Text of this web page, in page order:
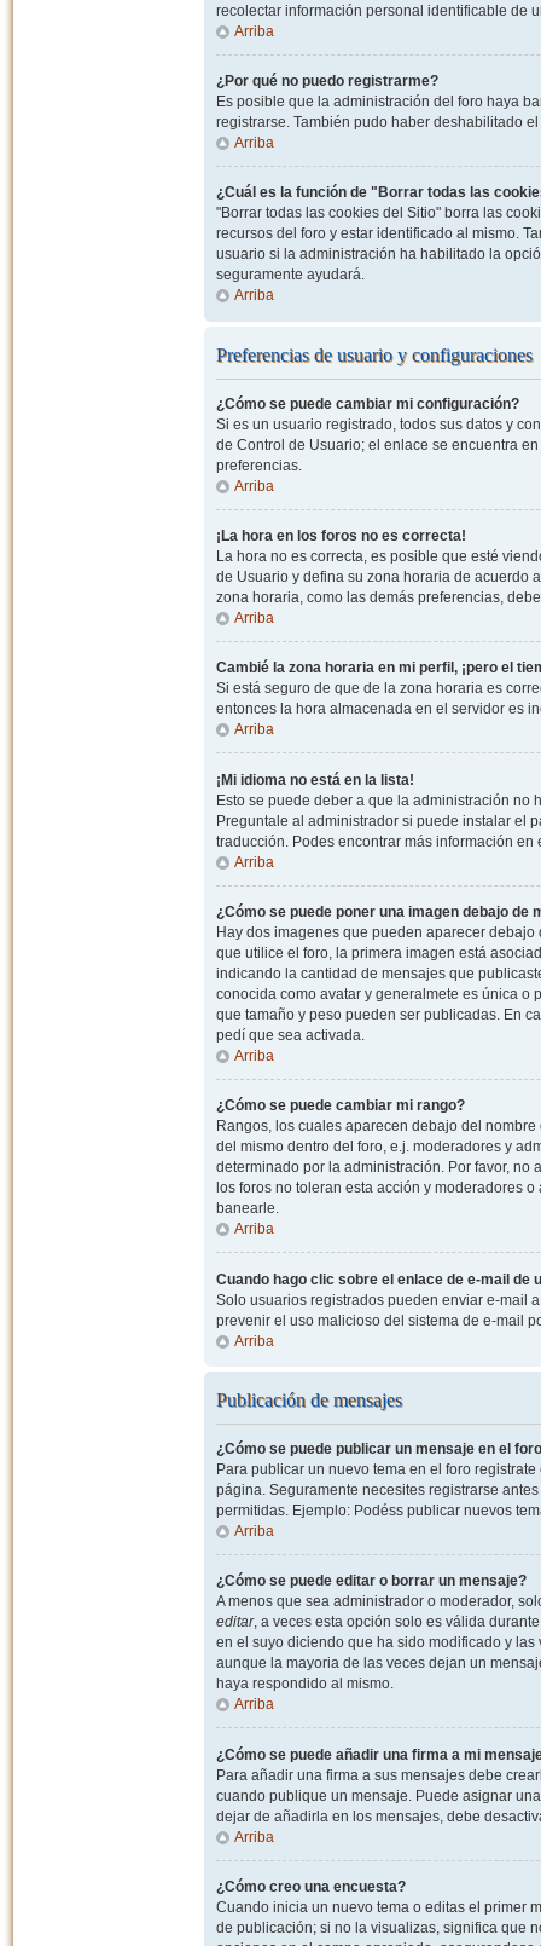
recolectar información personal identificable de
Arriba
¿Por qué no puedo registrarme?
Es posible que la administración del foro haya
registrarse. También pudo haber deshabilitado
Arriba
¿Cuál es la función de "Borrar todas las
"Borrar todas las cookies del Sitio" borra las
recursos del foro y estar identificado al mismo.
usuario si la administración ha habilitado la
seguramente ayudará.
Arriba
Preferencias de usuario y configuraciones
¿Cómo se puede cambiar mi configuración?
Si es un usuario registrado, todos sus datos y
de Control de Usuario; el enlace se encuentra
preferencias.
Arriba
¡La hora en los foros no es correcta!
La hora no es correcta, es posible que esté
de Usuario y defina su zona horaria de acuerdo
zona horaria, como las demás preferencias,
Arriba
Cambié la zona horaria en mi perfil, ¡pero el
Si está seguro de que de la zona horaria es
entonces la hora almacenada en el servidor es
Arriba
¡Mi idioma no está en la lista!
Esto se puede deber a que la administración no
Preguntale al administrador si puede instalar el
traducción. Podes encontrar más información
Arriba
¿Cómo se puede poner una imagen debajo de
Hay dos imagenes que pueden aparecer
que utilice el foro, la primera imagen está
indicando la cantidad de mensajes que
conocida como avatar y generalmete es única o
que tamaño y peso pueden ser publicadas. En
pedí que sea activada.
Arriba
¿Cómo se puede cambiar mi rango?
Rangos, los cuales aparecen debajo del
del mismo dentro del foro, e.j. moderadores y
determinado por la administración. Por favor,
los foros no toleran esta acción y moderadores
banearle.
Arriba
Cuando hago clic sobre el enlace de e-mail de
Solo usuarios registrados pueden enviar e-mail
prevenir el uso malicioso del sistema de e-mail
Arriba
Publicación de mensajes
¿Cómo se puede publicar un mensaje en el
Para publicar un nuevo tema en el foro
página. Seguramente necesites registrarse
permitidas. Ejemplo: Podéss publicar nuevos
Arriba
¿Cómo se puede editar o borrar un mensaje?
A menos que sea administrador o moderador,
editar, a veces esta opción solo es válida
en el suyo diciendo que ha sido modificado y
aunque la mayoria de las veces dejan un
haya respondido al mismo.
Arriba
¿Cómo se puede añadir una firma a mi
Para añadir una firma a sus mensajes debe
cuando publique un mensaje. Puede asignar
dejar de añadirla en los mensajes, debe
Arriba
¿Cómo creo una encuesta?
Cuando inicia un nuevo tema o editas el primer
de publicación; si no la visualizas, significa que